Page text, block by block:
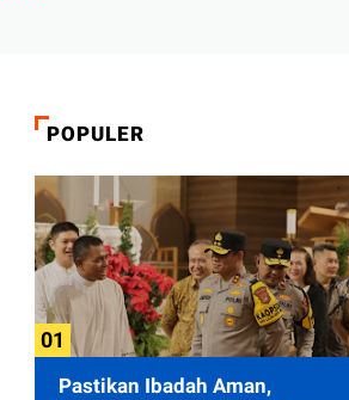
POPULER
Pastikan Ibadah Aman,